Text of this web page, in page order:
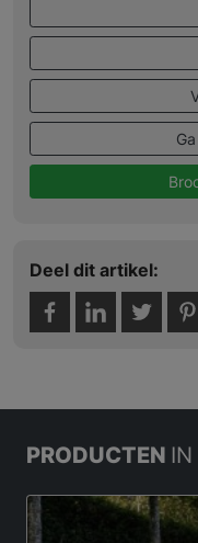
Deel dit artikel:
PRODUCTEN